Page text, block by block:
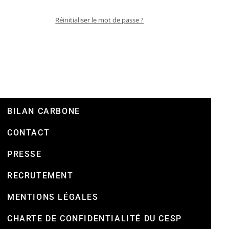
Réinitialiser le mot de passe ?
BILAN CARBONE
CONTACT
PRESSE
RECRUTEMENT
MENTIONS LÉGALES
CHARTE DE CONFIDENTIALITÉ DU CESP